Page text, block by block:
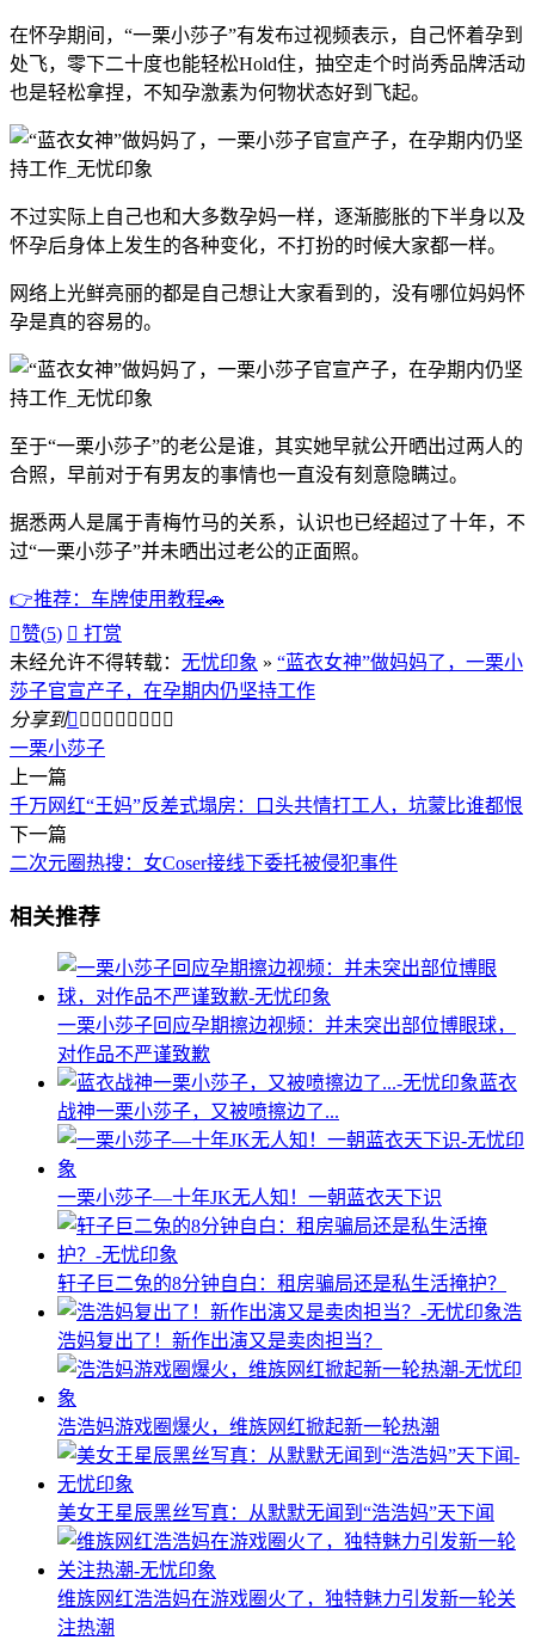
在怀孕期间，“一栗小莎子”有发布过视频表示，自己怀着孕到
处飞，零下二十度也能轻松Hold住，抽空走个时尚秀品牌活动
也是轻松拿捏，不知孕激素为何物状态好到飞起。
不过实际上自己也和大多数孕妈一样，逐渐膨胀的下半身以及
怀孕后身体上发生的各种变化，不打扮的时候大家都一样。
网络上光鲜亮丽的都是自己想让大家看到的，没有哪位妈妈怀
孕是真的容易的。
至于“一栗小莎子”的老公是谁，其实她早就公开晒出过两人的
合照，早前对于有男友的事情也一直没有刻意隐瞒过。
据悉两人是属于青梅竹马的关系，认识也已经超过了十年，不
过“一栗小莎子”并未晒出过老公的正面照。
👉推荐：车牌使用教程🚗
赞(5)  打赏
未经允许不得转载： 无忧印象 » “蓝衣女神”做妈妈了，一栗小
莎子官宣产子，在孕期内仍坚持工作
分享到        
一栗小莎子
上一篇
千万网红“王妈”反差式塌房：口头共情打工人，坑蒙比谁都恨
下一篇
二次元圈热搜：女Coser接线下委托被侵犯事件
相关推荐
一栗小莎子回应孕期擦边视频：并未突出部位博眼球，
对作品不严谨致歉
蓝衣
战神一栗小莎子，又被喷擦边了...
一栗小莎子—十年JK无人知！一朝蓝衣天下识
轩子巨二兔的8分钟自白：租房骗局还是私生活掩护？
浩
浩妈复出了！新作出演又是卖肉担当？
浩浩妈游戏圈爆火，维族网红掀起新一轮热潮
美女王星辰黑丝写真：从默默无闻到“浩浩妈”天下闻
维族网红浩浩妈在游戏圈火了，独特魅力引发新一轮关
注热潮